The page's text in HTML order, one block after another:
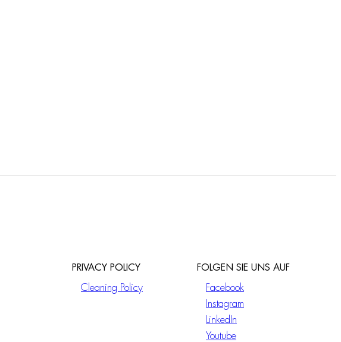
PRIVACY POLICY
Cleaning Policy
FOLGEN SIE UNS AUF
Facebook
Instagram
LinkedIn
Youtube